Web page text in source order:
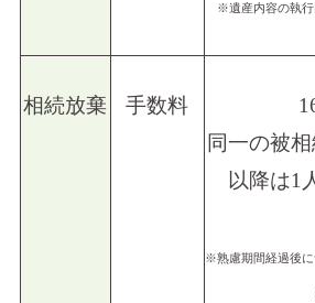
※遺産内容の執行
相続放棄 手数料
同一の被
以降は1
※熟慮期間経過後